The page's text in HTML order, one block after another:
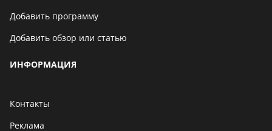
Добавить программу
Добавить обзор или статью
ИНФОРМАЦИЯ
Контакты
Реклама